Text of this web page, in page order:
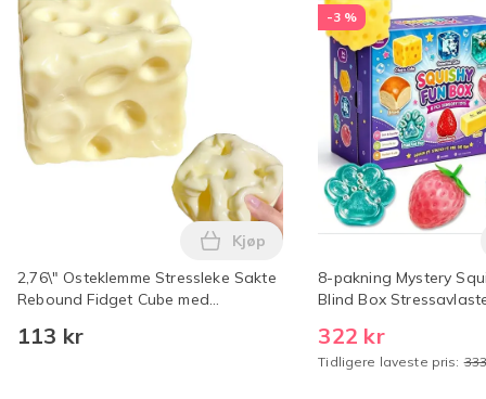
2,76\" Osteklemme Stressleke Sakte
Rebound Fidget Cube med
Sensorisk Klemmeleke for Voksne og
113 kr
Legg 2,76\" Osteklemme
Kjøp
-3 %
8-pakning Mystery
Blind Box
festgave, Sakte
322 kr
Tidligere laveste pris: